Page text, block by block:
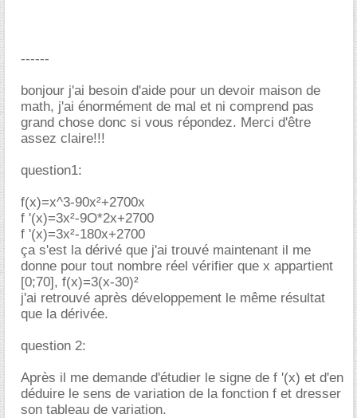
------
bonjour j'ai besoin d'aide pour un devoir maison de
math, j'ai énormément de mal et ni comprend pas
grand chose donc si vous répondez. Merci d'être
assez claire!!!
question1:
f(x)=x^3-90x²+2700x
f '(x)=3x²-9O*2x+2700
f '(x)=3x²-180x+2700
ça s'est la dérivé que j'ai trouvé maintenant il me
donne pour tout nombre réel vérifier que x appartient
[0;70], f(x)=3(x-30)²
j'ai retrouvé après développement le même résultat
que la dérivée.
question 2:
Après il me demande d'étudier le signe de f '(x) et d'en
déduire le sens de variation de la fonction f et dresser
son tableau de variation.